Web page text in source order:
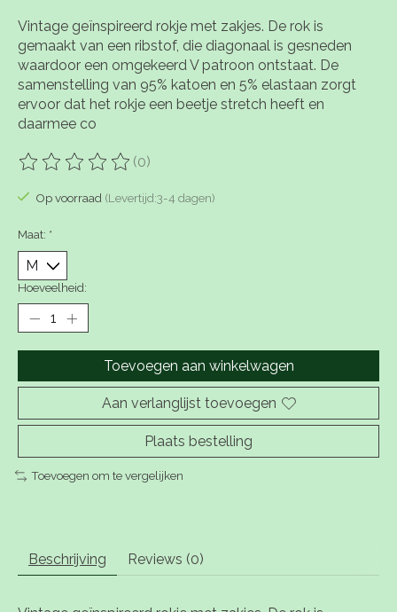
Vintage geïnspireerd rokje met zakjes. De rok is
gemaakt van een ribstof, die diagonaal is gesneden
waardoor een omgekeerd V patroon ontstaat. De
samenstelling van 95% katoen en 5% elastaan zorgt
ervoor dat het rokje een beetje stretch heeft en
daarmee co
De beoordeling van dit product is
(0)
Op voorraad (Levertijd:3-4 dagen)
Maat: *
Hoeveelheid:
Toevoegen aan winkelwagen
Aan verlanglijst toevoegen
Plaats bestelling
Toevoegen om te vergelijken
Beschrijving Reviews (0)